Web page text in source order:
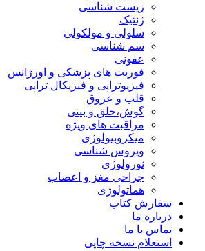
زیست شناسی
ژنتیک
سلولی و مولکولی
سم شناسی
عفونی
فوریت های پزشکی و اورژانس
فیزیوتراپی و فیزیکال تراپی
قلب و عروق
گوش،حلق و بینی
مراقبت های ویژه
میکروبیولوژی
ویروس شناسی
نورولوژی
جراحی مغز و اعصاب
هماتولوژی
سفارش کتاب
درباره ما
تماس با ما
استعلام نسخه چاپی